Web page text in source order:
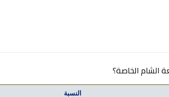
الشام الخاصة؟
النسبة